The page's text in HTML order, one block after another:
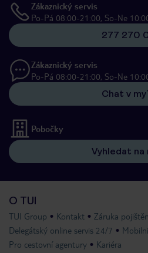
Zákaznický servis
Po-Pá 08:00-21:00, So-Ne
277 270
Zákaznický servis
Po-Pá 08:00-21:00, So-Ne
Chat v
Pobočky
Vyhledat na
O TUI
TUI Group Kontakt
Záruka
Delegátský online servis 24/7
Pro cestovní agentury
Kariéra